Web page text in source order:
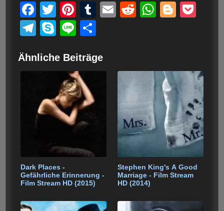
F
a
c
e
b
o
k
T
wi
tt
er
Pi
nt
er
e
st
T
bl
r
E
R
t
W
A
p
p
Bl
er
T
e
gr
m
S
p
e
Li
e
e
n
Ähnliche Beiträge
Dark Places -
Gefährliche Erinnerung -
Film Stream HD (2015)
Stephen King's A Good
Marriage - Film Stream
HD (2014)